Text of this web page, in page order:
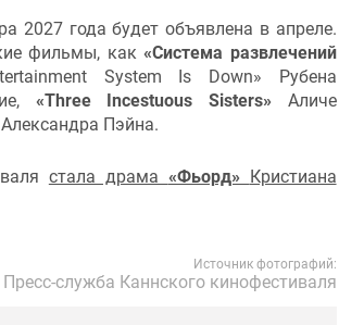
2027 года будет объявлена в апреле.
фильмы, как«Система развлечений
System Is Down» Рубена
«Three Incestuous Sisters» Аличе
Александра Пэйна.
стала драма «Фьорд» Кристиана
Источник фотографий:
Пресс-служба Каннского кинофестиваля